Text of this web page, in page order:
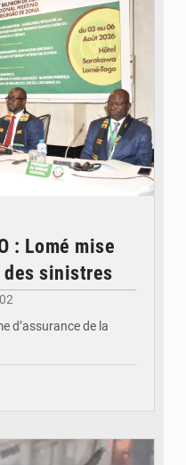
: Lomé mise
sinistres
d’assurance de la